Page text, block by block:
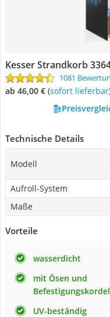
Kesser Strandkorb
1081
ab 46,00 € ( Sofort lieferbar
Technische Details
Modell
Aufroll-System
Maße
Vorteile
wasserdicht
mit Ösen und
Befestigungskordel
UV-beständig